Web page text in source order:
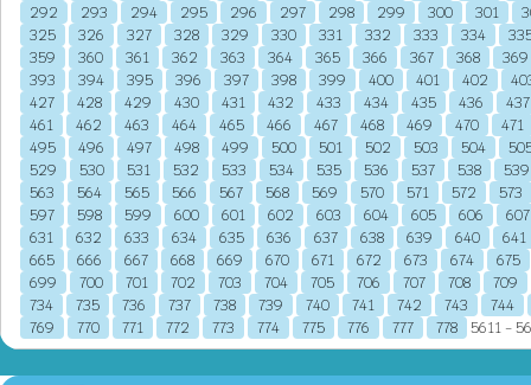
292
293 294 295 296 297 298 299 300 301
325
326 327 328 329 330 331 332 333 334
359
360 361 362 363 364 365 366 367 368
369
393
394 395 396 397 398 399 400 401 402
427
428 429 430 431 432 433 434 435 436
437
461
462 463 464 465 466 467 468 469 470
471
495
496 497 498 499 500 501 502 503 504
529
530 531 532 533 534 535 536 537 538
539
563
564 565 566 567 568 569 570 571 572
573
597
598 599 600 601 602 603 604 605 606
607
631
632 633 634 635 636 637 638 639 640
641
665
666 667 668 669 670 671 672 673 674
675
699
700 701 702 703 704 705 706 707 708
709
734
735 736 737 738 739 740 741 742 743
744
769
770 771 772 773 774 775 776 777 778 5611 -